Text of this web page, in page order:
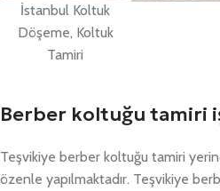
İstanbul Koltuk
Döşeme, Koltuk
Tamiri
Berber koltuğu tamiri
Teşvikiye berber koltuğu tamiri
özenle yapılmaktadır. Teşvikiye